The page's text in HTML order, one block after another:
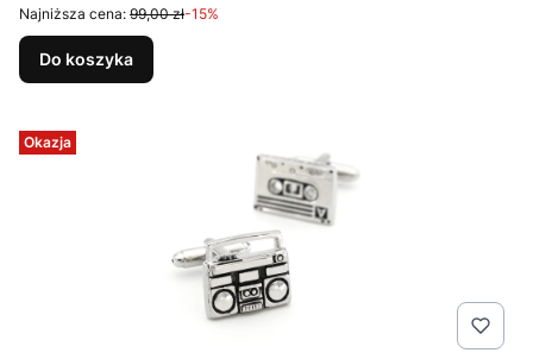
Najniższa cena: 99,00 zł-15%
Do koszyka
Okazja